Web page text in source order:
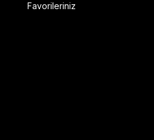
Favorileriniz